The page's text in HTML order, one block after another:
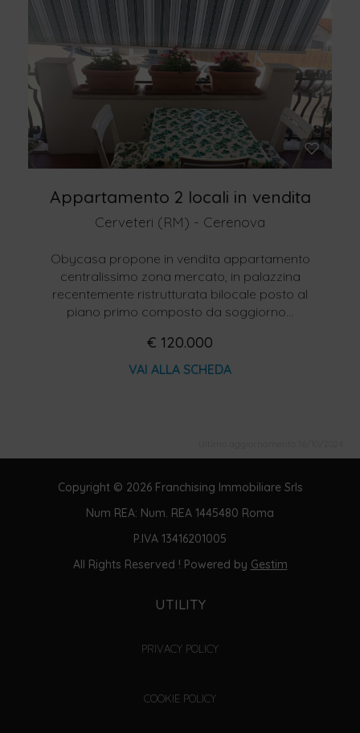
Appartamento 2 locali in vendita
Cerveteri (RM) - Cerenova
Obycasa propone in vendita appartamento
centralissimo zona mercato, in palazzina
recentemente ristrutturata bilocale posto al
piano primo composto da soggiorno...
€ 120.000
VAI ALLA SCHEDA
Copyright © 2026 Franchising Immobiliare Srls
Num REA: Num. REA 1445480 Roma
P.IVA 13416201005
All Rights Reserved ! Powered by Gestim
UTILITY
PRIVACY POLICY
COOKIE POLICY